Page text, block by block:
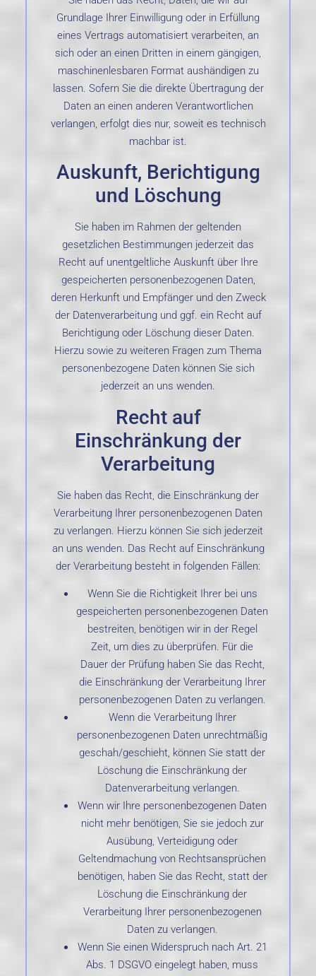
Grundlage Ihrer Einwilligung oder in Erfüllung
eines Vertrags automatisiert verarbeiten, an
sich oder an einen Dritten in einem gängigen,
maschinenlesbaren Format aushändigen zu
lassen. Sofern Sie die direkte Übertragung der
Daten an einen anderen Verantwortlichen
verlangen, erfolgt dies nur, soweit es technisch
machbar ist.
Auskunft, Berichtigung
und Löschung
Sie haben im Rahmen der geltenden
gesetzlichen Bestimmungen jederzeit das
Recht auf unentgeltliche Auskunft über Ihre
gespeicherten personenbezogenen Daten,
deren Herkunft und Empfänger und den Zweck
der Datenverarbeitung und ggf. ein Recht auf
Berichtigung oder Löschung dieser Daten.
Hierzu sowie zu weiteren Fragen zum Thema
personenbezogene Daten können Sie sich
jederzeit an uns wenden.
Recht auf
Einschränkung der
Verarbeitung
Sie haben das Recht, die Einschränkung der
Verarbeitung Ihrer personenbezogenen Daten
zu verlangen. Hierzu können Sie sich jederzeit
an uns wenden. Das Recht auf Einschränkung
der Verarbeitung besteht in folgenden Fällen:
Wenn Sie die Richtigkeit Ihrer bei uns
gespeicherten personenbezogenen Daten
bestreiten, benötigen wir in der Regel
Zeit, um dies zu überprüfen. Für die
Dauer der Prüfung haben Sie das Recht,
die Einschränkung der Verarbeitung Ihrer
personenbezogenen Daten zu verlangen.
Wenn die Verarbeitung Ihrer
personenbezogenen Daten unrechtmäßig
geschah/geschieht, können Sie statt der
Löschung die Einschränkung der
Datenverarbeitung verlangen.
Wenn wir Ihre personenbezogenen Daten
nicht mehr benötigen, Sie sie jedoch zur
Ausübung, Verteidigung oder
Geltendmachung von Rechtsansprüchen
benötigen, haben Sie das Recht, statt der
Löschung die Einschränkung der
Verarbeitung Ihrer personenbezogenen
Daten zu verlangen.
Wenn Sie einen Widerspruch nach Art. 21
Abs. 1 DSGVO eingelegt haben, muss